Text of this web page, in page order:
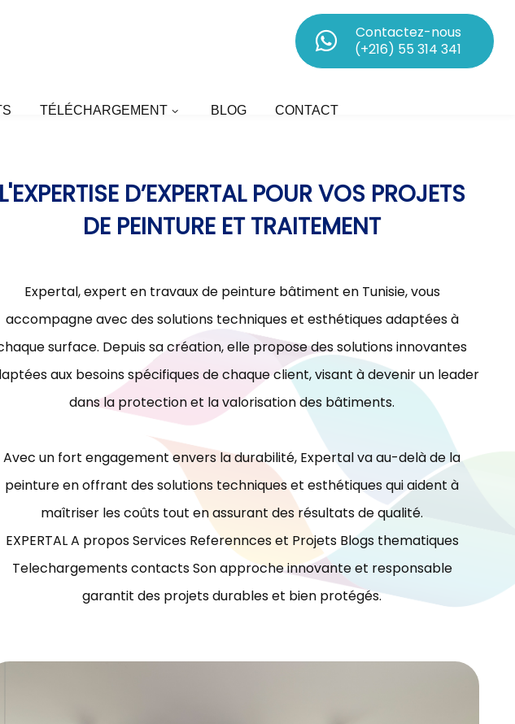
Contactez-nous
(+216) 55 314 341
TÉLÉCHARGEMENT BLOG CONTACT
L'EXPERTISE D’EXPERTAL POUR VOS PROJETS
DE PEINTURE ET TRAITEMENT
Expertal, expert en travaux de peinture bâtiment en Tunisie, vous
accompagne avec des solutions techniques et esthétiques adaptées à
surface. Depuis sa création, elle propose des solutions innovantes
aux besoins spécifiques de chaque client, visant à devenir un leader
dans la protection et la valorisation des bâtiments.
Avec un fort engagement envers la durabilité, Expertal va au-delà de la
peinture en offrant des solutions techniques et esthétiques qui aident à
maîtriser les coûts tout en assurant des résultats de qualité.
EXPERTAL A propos Services Referennces et Projets Blogs thematiques
Telechargements contacts Son approche innovante et responsable
garantit des projets durables et bien protégés.